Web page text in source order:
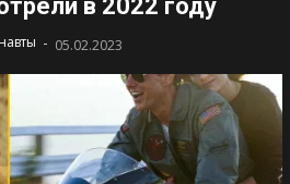
в 2022 году
- 05.02.2023